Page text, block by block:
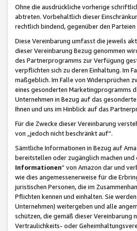
Ohne die ausdrückliche vorherige
abtreten. Vorbehaltlich dieser
rechtlich bindend, gegenüber den
Diese Vereinbarung umfasst die jeweils
dieser Vereinbarung Bezug genommen
des Partnerprogramms zur Verfügung
verpflichten sich zu deren Einhaltung. Im
maßgeblich. Im Falle von Widersprüchen
eines gesonderten Marketingprogramms
Unternehmen in Bezug auf das
Ihnen und uns im Hinblick auf das
Für die Zwecke dieser Vereinbarung
von „jedoch nicht beschränkt auf“.
Sämtliche Informationen in Bezug auf
bereitstellen oder zugänglich machen
Informationen“ von Amazon dar und
wie dies angemessenerweise für die
juristischen Personen, die im
Pflichten kennen und einhalten. Sie
Unternehmen) weitergeben und alle
schützen, die gemäß dieser Vereinbarung
Vertraulichkeits- oder